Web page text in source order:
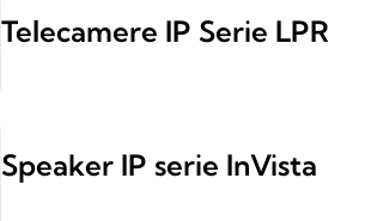
Telecamere IP Serie LPR
Speaker IP serie InVista